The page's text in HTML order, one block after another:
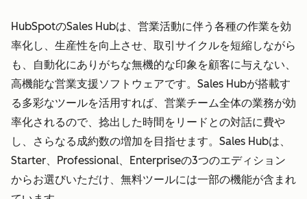
HubSpotのSales Hubは、営業活動に伴う各種の作業を効
率化し、生産性を向上させ、取引サイクルを短縮しながら
も、自動化にありがちな無機的な印象を顧客に与えない、
高機能な営業支援ソフトウェアです。Sales Hubが搭載す
る多彩なツールを活用すれば、営業チーム全体の業務が効
率化されるので、捻出した時間をリードとの対話に費や
し、さらなる成約数の増加を目指せます。Sales Hubは、
Starter、Professional、Enterpriseの3つのエディション
からお選びいただけ、無料ツールには一部の機能が含まれ